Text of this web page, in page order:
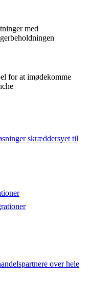
med
for at imødekomme
skræddersyet til
over hele